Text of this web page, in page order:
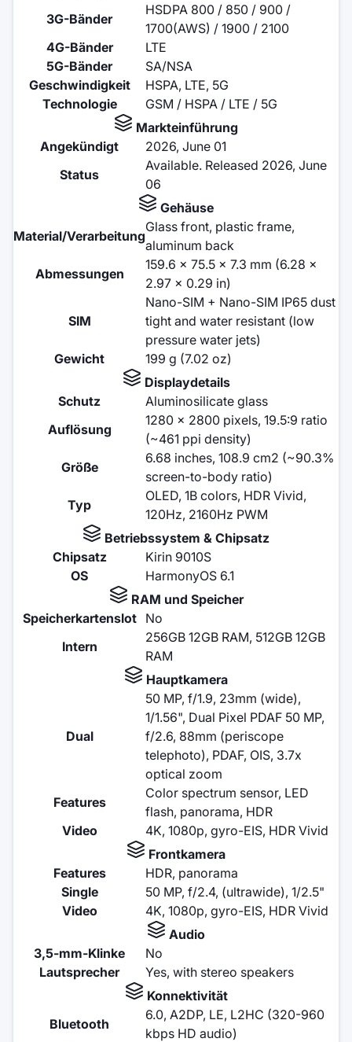
3G-Bänder
HSDPA 800 / 850 / 900 /
1700(AWS) / 1900 / 2100
4G-Bänder
LTE
5G-Bänder
SA/NSA
Geschwindigkeit
HSPA, LTE, 5G
Technologie
GSM / HSPA / LTE / 5G
Markteinführung
Angekündigt
2026, June 01
Status
Available. Released 2026, June
06
Gehäuse
Material/Verarbeitung
Glass front, plastic frame,
aluminum back
Abmessungen
159.6 x 75.5 x 7.3 mm (6.28 x
2.97 x 0.29 in)
SIM
Nano-SIM + Nano-SIM IP65 dust
tight and water resistant (low
pressure water jets)
Gewicht
199 g (7.02 oz)
Displaydetails
Schutz
Aluminosilicate glass
Auflösung
1280 x 2800 pixels, 19.5:9 ratio
(~461 ppi density)
Größe
6.68 inches, 108.9 cm2 (~90.3%
screen-to-body ratio)
Typ
OLED, 1B colors, HDR Vivid,
120Hz, 2160Hz PWM
Betriebssystem & Chipsatz
Chipsatz
Kirin 9010S
OS
HarmonyOS 6.1
RAM und Speicher
Speicherkartenslot
No
Intern
256GB 12GB RAM, 512GB 12GB
RAM
Hauptkamera
Dual
50 MP, f/1.9, 23mm (wide),
1/1.56", Dual Pixel PDAF 50 MP,
f/2.6, 88mm (periscope
telephoto), PDAF, OIS, 3.7x
optical zoom
Features
Color spectrum sensor, LED
flash, panorama, HDR
Video
4K, 1080p, gyro-EIS, HDR Vivid
Frontkamera
Features
HDR, panorama
Single
50 MP, f/2.4, (ultrawide), 1/2.5"
Video
4K, 1080p, gyro-EIS, HDR Vivid
Audio
3,5-mm-Klinke
No
Lautsprecher
Yes, with stereo speakers
Konnektivität
Bluetooth
6.0, A2DP, LE, L2HC (320-960
kbps HD audio)